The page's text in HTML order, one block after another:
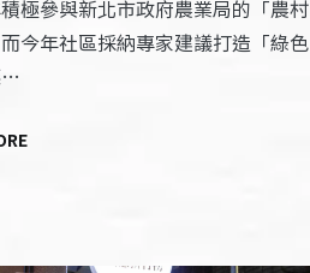
極參與新北市政府農業局的「農村
今年社區採納專家建議打造「綠色
…